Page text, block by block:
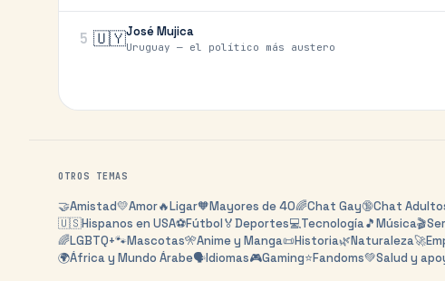
5 🇺🇾José Mujica
Uruguay — el político más austero
OTROS TEMAS
🤝Amistad💛Amor🔥Ligar🧡Mayores de 40🌈Chat Gay🔞Chat
🇺🇸Hispanos en USA⚽Fútbol🏅Deportes💻Tecnología🎵Música🎬
🌈LGBTQ+🐾Mascotas🎌Anime y Manga📜Historia🌿Naturaleza🚀
🌍África y Mundo Árabe🗣️Idiomas🎮Gaming⭐Fandoms💚Salud y